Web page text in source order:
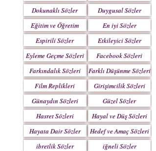
Dokunaklı Sözler
Duygusal Sözler
Eğitim ve Öğretim
Sözleri
En iyi Sözler
Espirili Sözler
Etkileyici Sözler
Eyleme Geçme Sözleri
Facebook Sözleri
Farkındalık Sözleri
Farklı Düşünme Sözleri
Film Replikleri
Girişimcilik Sözleri
Günaydın Sözleri
Güzel Sözler
Hasret Sözleri
Hayal ve Düş Sözleri
Hayata Dair Sözler
Hedef ve Amaç Sözleri
ibretlik Sözler
iğneli Sözler